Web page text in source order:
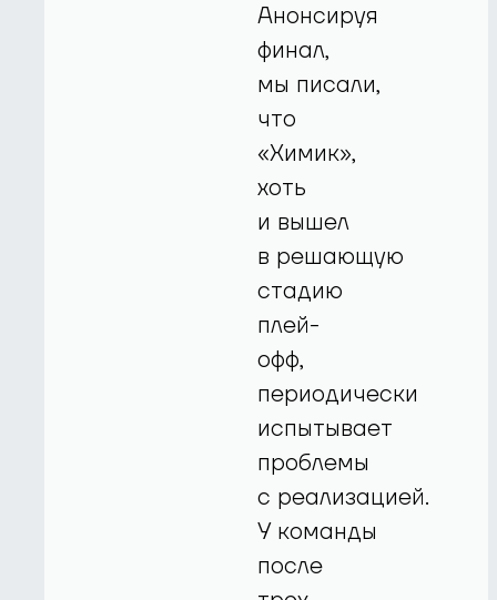
Анонсируя
финал,
мы писали,
что
«Химик»,
хоть
и вышел
в решающую
стадию
плей-
офф,
периодически
испытывает
проблемы
с реализацией.
У команды
после